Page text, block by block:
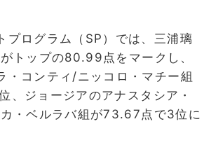
プログラム（SP）では、三浦璃
トップの80.99点をマークし、
・コンティ/ニッコロ・マチー組
、ジョージアのアナスタシア・
・ベルラバ組が73.67点で3位に